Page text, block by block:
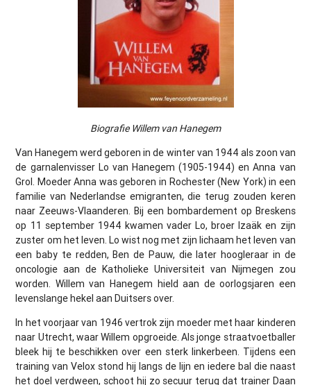
Biografie Willem van Hanegem
Van Hanegem werd geboren in de winter van 1944 als zoon van
de garnalenvisser Lo van Hanegem (1905-1944) en Anna van
Grol. Moeder Anna was geboren in Rochester (New York) in een
familie van Nederlandse emigranten, die terug zouden keren
naar Zeeuws-Vlaanderen. Bij een bombardement op Breskens
op 11 september 1944 kwamen vader Lo, broer Izaäk en zijn
zuster om het leven. Lo wist nog met zijn lichaam het leven van
een baby te redden, Ben de Pauw, die later hoogleraar in de
oncologie aan de Katholieke Universiteit van Nijmegen zou
worden. Willem van Hanegem hield aan de oorlogsjaren een
levenslange hekel aan Duitsers over.
In het voorjaar van 1946 vertrok zijn moeder met haar kinderen
naar Utrecht, waar Willem opgroeide. Als jonge straatvoetballer
bleek hij te beschikken over een sterk linkerbeen. Tijdens een
training van Velox stond hij langs de lijn en iedere bal die naast
het doel verdween, schoot hij zo secuur terug dat trainer Daan